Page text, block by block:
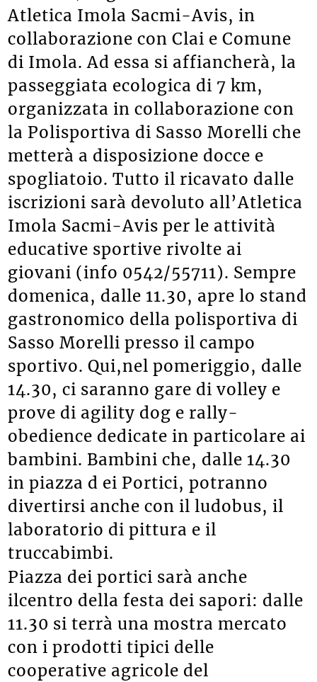
Atletica Imola Sacmi-Avis, in
collaborazione con Clai e Comune
di Imola. Ad essa si affiancherà, la
passeggiata ecologica di 7 km,
organizzata in collaborazione con
la Polisportiva di Sasso Morelli che
metterà a disposizione docce e
spogliatoio. Tutto il ricavato dalle
iscrizioni sarà devoluto all’Atletica
Imola Sacmi-Avis per le attività
educative sportive rivolte ai
giovani (info 0542/55711). Sempre
domenica, dalle 11.30, apre lo stand
gastronomico della polisportiva di
Sasso Morelli presso il campo
sportivo. Qui,nel pomeriggio, dalle
14.30, ci saranno gare di volley e
prove di agility dog e rally-
obedience dedicate in particolare ai
bambini. Bambini che, dalle 14.30
in piazza d ei Portici, potranno
divertirsi anche con il ludobus, il
laboratorio di pittura e il
truccabimbi.
Piazza dei portici sarà anche
ilcentro della festa dei sapori: dalle
11.30 si terrà una mostra mercato
con i prodotti tipici delle
cooperative agricole del